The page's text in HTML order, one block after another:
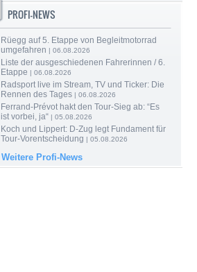
PROFI-NEWS
Rüegg auf 5. Etappe von Begleitmotorrad
umgefahren | 06.08.2026
Liste der ausgeschiedenen Fahrerinnen / 6.
Etappe | 06.08.2026
Radsport live im Stream, TV und Ticker: Die
Rennen des Tages | 06.08.2026
Ferrand-Prévot hakt den Tour-Sieg ab: “Es
ist vorbei, ja“ | 05.08.2026
Koch und Lippert: D-Zug legt Fundament für
Tour-Vorentscheidung | 05.08.2026
Weitere Profi-News